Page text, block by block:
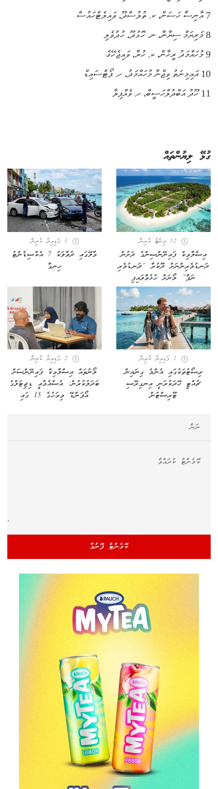
7 އާނިސާ ހަސަން، ކ. ތުލުސްދޫ، ވައިލެޓްހައުސް
8 މަރިޔަމް ސިޔާނާ، ނ. ހޮޅުދޫ، ހުދުވެލި
9 މުހައްމަދު ރީހާން، ކ. ހުރާ، ވައިޖެހޭގެ
10 އައިމިނަތު ވިޖްނާ މުހައްމަދު، ހ. ޕޯޓްސައިޑް
11 ހޫދު އަބްދުލްހަސީބް، ހ. ވެއްޕިލާ
ގުޅޭ ލިޔުންތައް
52 މިނެޓު ކުރިން
އިސްލާމިކް ފައިނޭންސިންގެ ދަށުން
ދަނޑުވެރިންނަށް ދޫކުރާ “ދަނޑުވެރި
ނަފާ” ލޯނަށް ހުޅުވާލައިފި
1 ގަޑިއިރު ކުރިން
މާލޭގައި ދުވާލަކު 7 އެކްސިޑެންޓު
ހިނގާ
1 ގަޑިއިރު ކުރިން
ރިސޯޓުތަކުގައި އެންމެ ގިނައިން
ޗުއްޓީ ހޭދަކުރަނީ އިނގިރޭސި
ޓޫރިސްޓުން
2 ގަޑިއިރު ކުރިން
ލޯނުތައް އިސްލާމިކް ފައިނޭންސަށް
ބަދަލުކުރުން: އެސްއެމްއީ ޑިޖިޓަލްގެ
އޯޕަންޑޭ މިމަހުގެ 15 ގައި